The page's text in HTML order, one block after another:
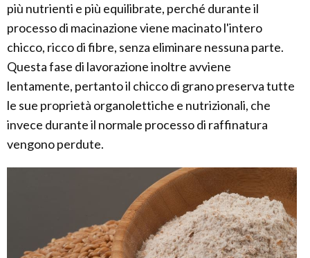
più nutrienti e più equilibrate, perché durante il
processo di macinazione viene macinato l'intero
chicco, ricco di fibre, senza eliminare nessuna parte.
Questa fase di lavorazione inoltre avviene
lentamente, pertanto il chicco di grano preserva tutte
le sue proprietà organolettiche e nutrizionali, che
invece durante il normale processo di raffinatura
vengono perdute.